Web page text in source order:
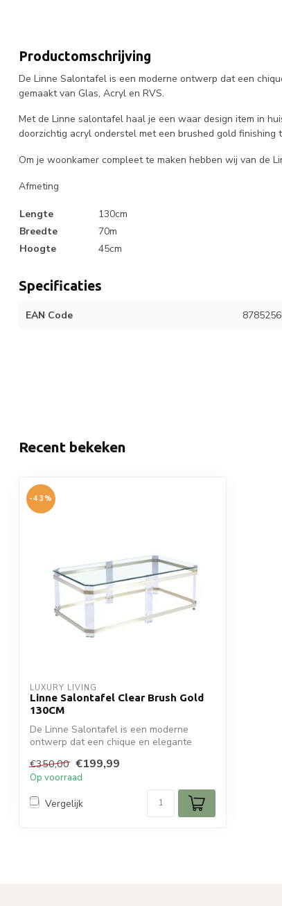
Productomschrijving
De Linne Salontafel is een moderne ontwerp dat een
gemaakt van Glas, Acryl en RVS.
Met de Linne salontafel haal je een waar design item in
doorzichtig acryl onderstel met een brushed gold finishing
Om je woonkamer compleet te maken hebben wij van de
Afmeting
Lengte
130cm
Breedte
70m
Hoogte
45cm
Specificaties
EAN Code
Recent bekeken
-43%
LUXURY LIVING
Linne Salontafel Clear Brush Gold
130CM
De Linne Salontafel is een moderne
ontwerp dat een chique en elegante
€350,00 €199,99
Op voorraad
Vergelijk